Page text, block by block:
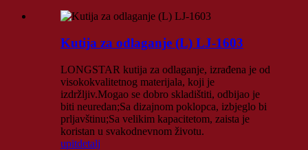
Kutija za odlaganje (L) LJ-1603
LONGSTAR kutija za odlaganje, izrađena je od
visokokvalitetnog materijala, koji je
izdržljiv.Mogao se dobro skladištiti, odbijao je
biti neuredan;Sa dizajnom poklopca, izbjeglo bi
prljavštinu;Sa velikim kapacitetom, zaista je
koristan u svakodnevnom životu.
upitdetalj